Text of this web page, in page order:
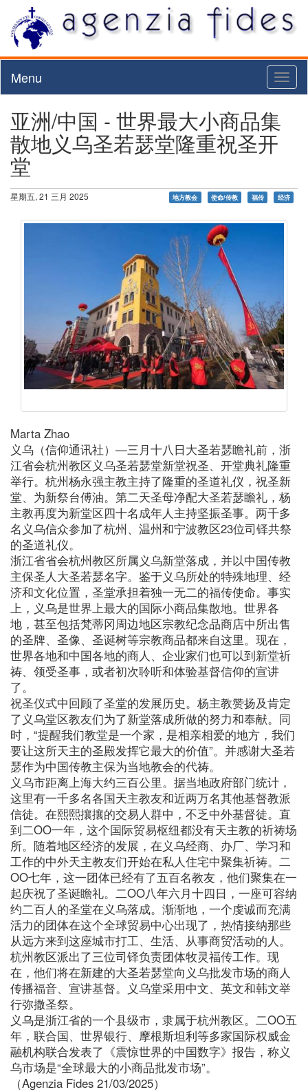
Menu
亚洲/中国 - 世界最大小商品集
散地义乌圣若瑟堂隆重祝圣开
堂
星期五, 21 三月 2025 地方教会 使命/传教 福传 经济
Marta Zhao
义乌（信仰通讯社）—三月十八日大圣若瑟瞻礼前，浙
江省会杭州教区义乌圣若瑟堂新堂祝圣、开堂典礼隆重
举行。杭州杨永强主教主持了隆重的圣道礼仪，祝圣新
堂、为新祭台傅油。第二天圣母净配大圣若瑟瞻礼，杨
主教再度为新堂区四十名成年人主持坚振圣事。两千多
名义乌信众参加了杭州、温州和宁波教区23位司铎共祭
的圣道礼仪。
浙江省省会杭州教区所属义乌新堂落成，并以中国传教
主保圣人大圣若瑟名字。鉴于义乌所处的特殊地理、经
济和文化位置，圣堂承担着独一无二的福传使命。事实
上，义乌是世界上最大的国际小商品集散地。世界各
地，甚至包括梵蒂冈周边地区宗教纪念品商店中所出售
的圣牌、圣像、圣诞树等宗教商品都来自这里。现在，
世界各地和中国各地的商人、企业家们也可以到新堂祈
祷、领受圣事，或者初次聆听和体验基督信仰的宣讲
了。
祝圣仪式中回顾了圣堂的发展历史。杨主教赞扬及肯定
了义乌堂区教友们为了新堂落成所做的努力和奉献。同
时，“提醒我们教堂是一个家，是相亲相爱的地方，我们
要让这所天主的圣殿发挥它最大的价值”。并感谢大圣若
瑟作为中国传教主保为当地教会的代祷。
义乌市距离上海大约三百公里。据当地政府部门统计，
这里有一千多名各国天主教友和近两万名其他基督教派
信徒。在熙熙攘攘的交易人群中，不乏中外基督徒。直
到二OO一年，这个国际贸易枢纽都没有天主教的祈祷场
所。随着地区经济的发展，在义乌经商、办厂、学习和
工作的中外天主教友们开始在私人住宅中聚集祈祷。二
OO七年，这一团体已经有了五百名教友，他们聚集在一
起庆祝了圣诞瞻礼。二OO八年六月十四日，一座可容纳
约二百人的圣堂在义乌落成。渐渐地，一个虔诚而充满
活力的团体在这个全球贸易中心出现了，热情接纳那些
从远方来到这座城市打工、生活、从事商贸活动的人。
杭州教区派出了三位司铎负责团体牧灵福传工作。现
在，他们将在新建的大圣若瑟堂向义乌批发市场的商人
传播福音、宣讲基督。义乌堂采用中文、英文和韩文举
行弥撒圣祭。
义乌是浙江省的一个县级市，隶属于杭州教区。二OO五
年，联合国、世界银行、摩根斯坦利等多家国际权威金
融机构联合发表了《震惊世界的中国数字》报告，称义
乌市场是“全球最大的小商品批发市场”。
（Agenzia Fides 21/03/2025）